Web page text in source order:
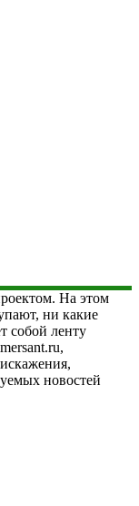
На этом
ни какие
собой ленту
новостей